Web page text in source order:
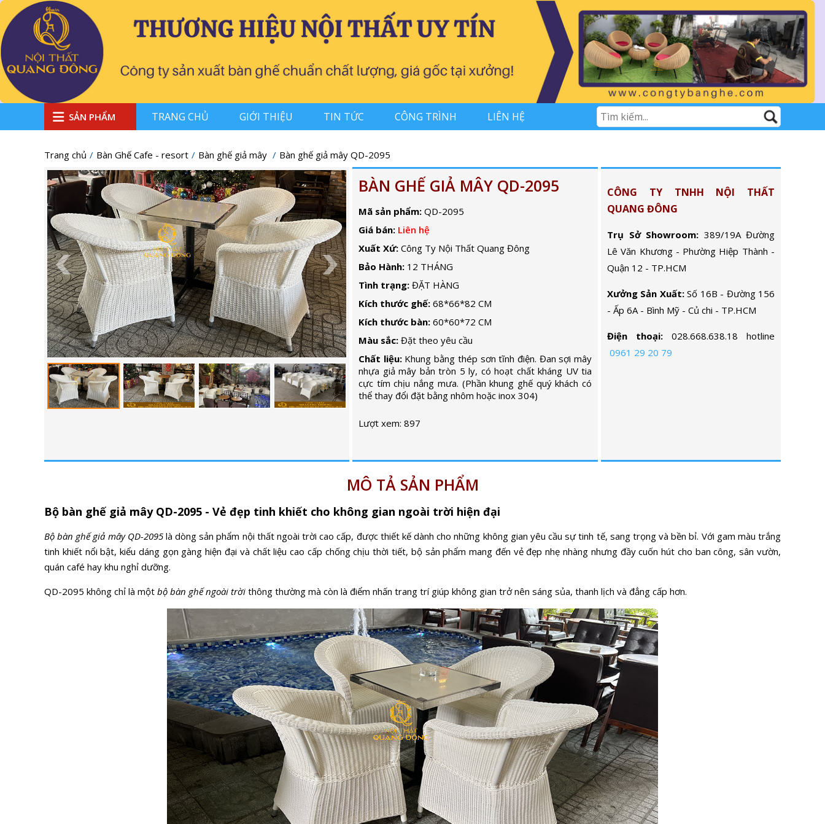
SẢN PHẨM TRANG CHỦ GIỚI THIỆU TIN TỨC CÔNG TRÌNH LIÊN HỆ
Trang chủ Bàn Ghế Cafe - resort Bàn ghế giả mây Bàn ghế giả mây QD-2095
BÀN GHẾ GIẢ MÂY QD-2095
Mã sản phẩm: QD-2095
Giá bán: Liên hệ
Xuất Xứ: Công Ty Nội Thất Quang Đông
Bảo Hành: 12 THÁNG
Tình trạng: ĐẶT HÀNG
Kích thước ghế: 68*66*82 CM
Kích thước bàn: 60*60*72 CM
Màu sắc: Đặt theo yêu cầu
Chất liệu:Khung bằng thép sơn tĩnh điện. Đan sợi mây
nhựa giả mây bản tròn 5 ly, có hoạt chất kháng UV tia
cực tím chịu nắng mưa. (Phần khung ghế quý khách có
thể thay đổi đặt bằng nhôm hoặc inox 304)
Lượt xem: 897
CÔNG TY TNHH NỘI THẤT
QUANG ĐÔNG
Trụ Sở Showroom: 389/19A Đường
Lê Văn Khương - Phường Hiệp Thành -
Quận 12 - TP.HCM
Xưởng Sản Xuất:Số 16B - Đường 156
- Ấp 6A - Bình Mỹ - Củ chi - TP.HCM
Điện thoại: 028.668.638.18 hotline
0961 29 20 79
MÔ TẢ SẢN PHẨM
Bộ bàn ghế giả mây QD-2095 - Vẻ đẹp tinh khiết cho không gian ngoài trời hiện đại
Bộ bàn ghế giả mây QD-2095là dòng sản phẩm nội thất ngoài trời cao cấp, được thiết kế dành cho những không gian yêu cầu sự tinh tế, sang trọng và bền bỉ. Với gam màu trắng
tinh khiết nổi bật, kiểu dáng gọn gàng hiện đại và chất liệu cao cấp chống chịu thời tiết, bộ sản phẩm mang đến vẻ đẹp nhẹ nhàng nhưng đầy cuốn hút cho ban công, sân vườn,
quán café hay khu nghỉ dưỡng.
QD-2095 không chỉ là một bộ bàn ghế ngoài trời thông thường mà còn là điểm nhấn trang trí giúp không gian trở nên sáng sủa, thanh lịch và đẳng cấp hơn.